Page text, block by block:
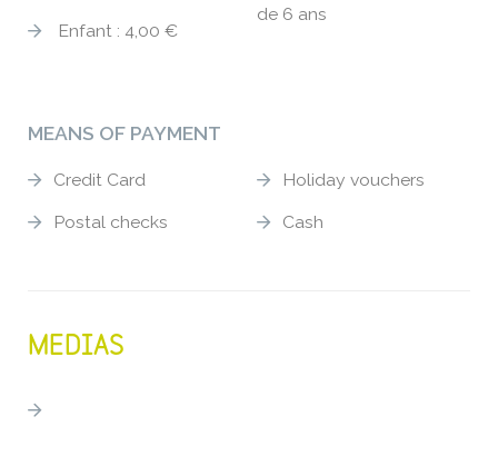
Enfant : 4,00 €
de 6 ans
MEANS OF PAYMENT
Credit Card
Postal checks
Holiday vouchers
Cash
MEDIAS